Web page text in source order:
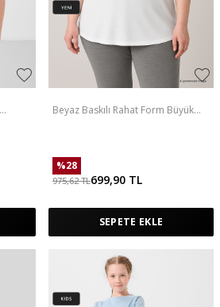
Beyaz Baskılı Rahat Form Büyük
%28
975,62TL699,90 TL
SEPETE EKLE